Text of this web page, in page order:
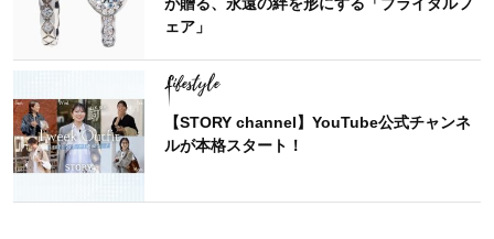
ェア」
Lifestyle
【STORY channel】YouTube公式チャンネ
ルが本格スタート！